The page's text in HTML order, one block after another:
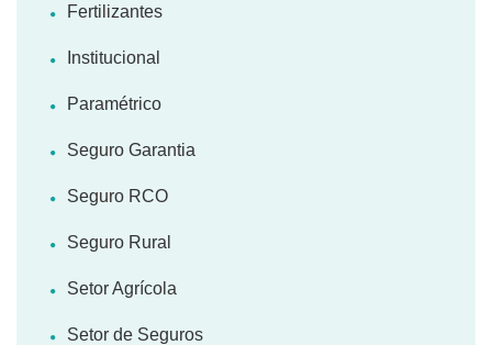
Fertilizantes
Institucional
Paramétrico
Seguro Garantia
Seguro RCO
Seguro Rural
Setor Agrícola
Setor de Seguros